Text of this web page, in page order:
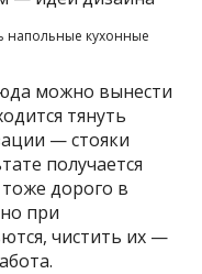
напольные кухонные
можно вынести
тянуть
— стояки
получается
дорого в
при
чистить их —